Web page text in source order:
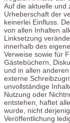
Auf die aktuelle und
Urheberschaft der
keinerlei Einfluss.
von allen Inhalten
Linksetzung
innerhalb des
Verweise sowie für
Gästebüchern,
und in allen
externe
unvollständige
Nutzung oder
entstehen, haftet
wurde, nicht
Veröffentlichung